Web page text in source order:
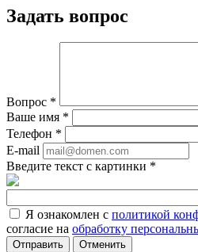
Задать вопрос
Вопрос *
Ваше имя *
Телефон *
E-mail
Введите текст с картинки *
Я ознакомлен с политикой
согласие на обработку
Отменить